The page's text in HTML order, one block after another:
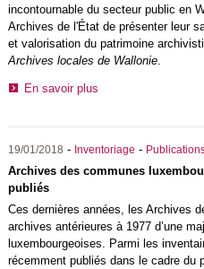
incontournable du secteur public en
Archives de l'État de présenter leur
et valorisation du patrimoine
Archives locales de Wallonie.
En savoir plus
19/01/2018 - Inventoriage -
Archives des communes
publiés
Ces dernières années, les Archives
archives antérieures à 1977 d’une
luxembourgeoises. Parmi les
récemment publiés dans le cadre du